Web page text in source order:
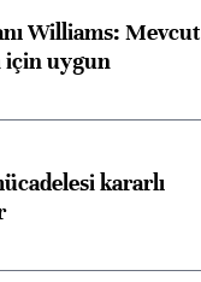
Williams: Mevcut
için uygun
kararlı